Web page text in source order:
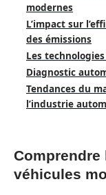
modernes
L’impact sur
des émissions
Les
Diagnostic
Tendances du
l’industrie
Comprendre
véhicules